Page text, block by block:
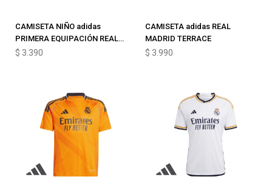
CAMISETA NIÑO adidas
PRIMERA EQUIPACIÓN REAL
MADRID 25/26
$ 3.390
CAMISETA adidas REAL
MADRID TERRACE
$ 3.990